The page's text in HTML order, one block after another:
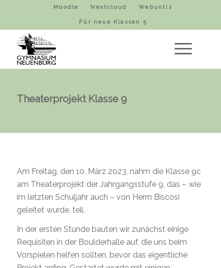
Moodle Nextcloud Webuntis
Für neue Klassen 5
Theaterprojekt Klasse 9
Am Freitag, den 10. März 2023, nahm die Klasse 9c
am Theaterprojekt der Jahrgangsstufe 9, das – wie
im letzten Schuljahr auch – von Herrn Biscosi
geleitet wurde, teil.
In der ersten Stunde bauten wir zunächst einige
Requisiten in der Boulderhalle auf, die uns beim
Vorspielen helfen sollten, bevor das eigentliche